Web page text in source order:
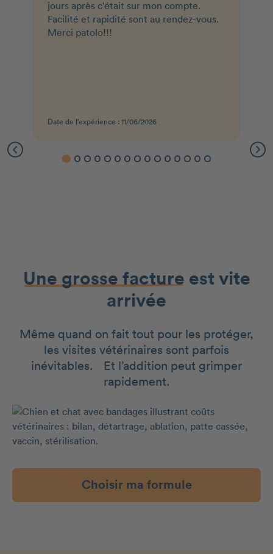
jours après c'était sur mon compte.
Facilité et rapidité sont au rendez-vous.
Merci patolo!!!
Date de l’expérience : 11/06/2026
Une grosse facture est vite
arrivée
Même quand on fait tout pour les protéger,
les visites vétérinaires sont parfois
inévitables. Et l’addition peut grimper
rapidement.
Choisir ma formule